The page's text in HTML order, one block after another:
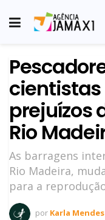
prejuízos
Rio
As barragens
Rio Madeira,
para a
por Karla